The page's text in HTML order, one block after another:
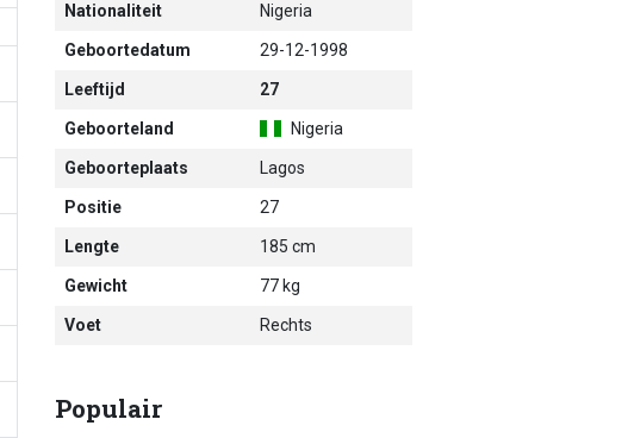
Nationaliteit Nigeria
Geboortedatum 29-12-1998
Leeftijd 27
Geboorteland Nigeria
Geboorteplaats Lagos
Positie 27
Lengte 185 cm
Gewicht 77 kg
Voet Rechts
Populair